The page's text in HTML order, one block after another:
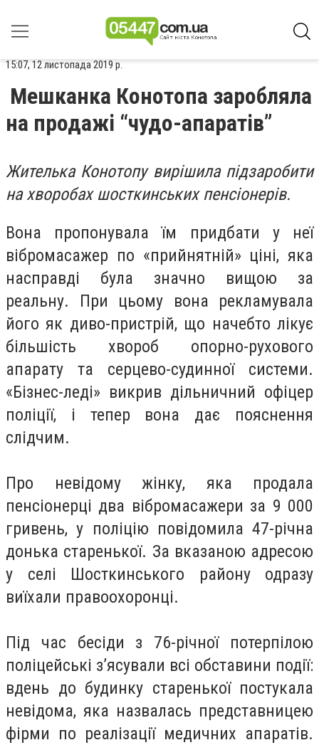
15:07, 12 листопада 2019 р.
Мешканка Конотопа заробляла
на продажі “чудо-апаратів”
Жителька Конотопу вирішила підзаробити
на хворобах шосткинських пенсіонерів.
Вона пропонувала їм придбати у неї
вібромасажер по «прийнятній» ціні, яка
насправді була значно вищою за
реальну. При цьому вона рекламувала
його як диво-пристрій, що начебто лікує
більшість хвороб опорно-рухового
апарату та серцево-судинної системи.
«Бізнес-леді» викрив дільничний офіцер
поліції, і тепер вона дає пояснення
слідчим.
Про невідому жінку, яка продала
пенсіонерці два вібромасажери за 9 000
гривень, у поліцію повідомила 47-річна
донька старенької. За вказаною адресою
у селі Шосткинського району одразу
виїхали правоохоронці.
Під час бесіди з 76-річної потерпілою
поліцейські з’ясували всі обставини події:
вдень до будинку старенької постукала
невідома, яка назвалась представницею
фірми по реалізації медичних апаратів.